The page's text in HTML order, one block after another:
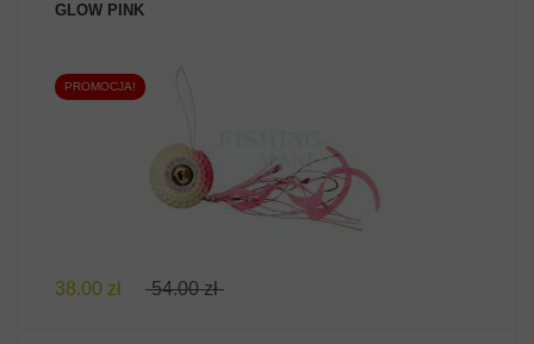
GLOW PINK
PROMOCJA!
38.00 zł 54.00 zł